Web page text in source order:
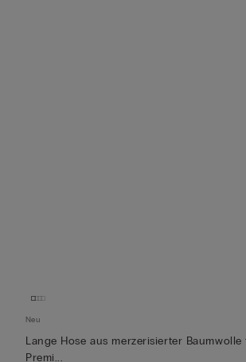
Neu
Lange Hose aus merzerisierter Baumwolle
Premi...